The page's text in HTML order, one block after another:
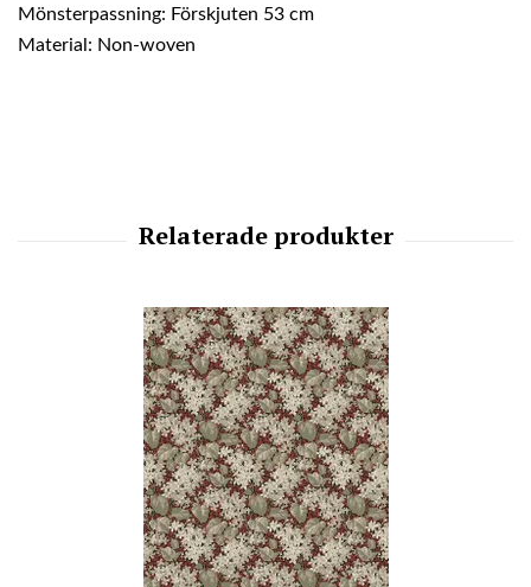
Mönsterpassning: Förskjuten 53 cm
Material: Non-woven